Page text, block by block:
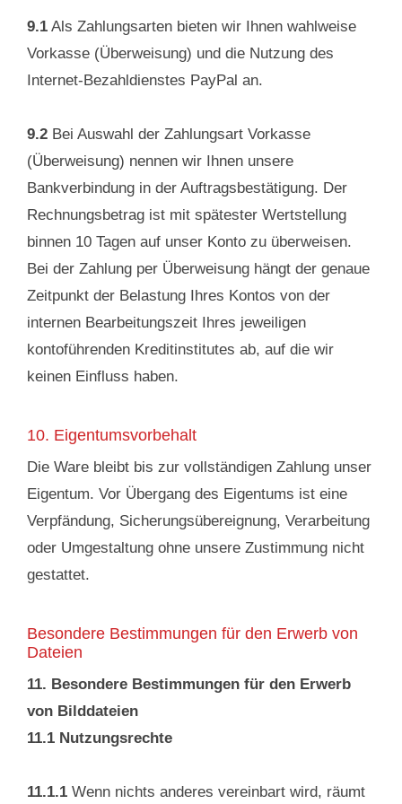
9.1 Als Zahlungsarten bieten wir Ihnen wahlweise
Vorkasse (Überweisung) und die Nutzung des
Internet-Bezahldienstes PayPal an.
9.2 Bei Auswahl der Zahlungsart Vorkasse
(Überweisung) nennen wir Ihnen unsere
Bankverbindung in der Auftragsbestätigung. Der
Rechnungsbetrag ist mit spätester Wertstellung
binnen 10 Tagen auf unser Konto zu überweisen.
Bei der Zahlung per Überweisung hängt der genaue
Zeitpunkt der Belastung Ihres Kontos von der
internen Bearbeitungszeit Ihres jeweiligen
kontoführenden Kreditinstitutes ab, auf die wir
keinen Einfluss haben.
10. Eigentumsvorbehalt
Die Ware bleibt bis zur vollständigen Zahlung unser
Eigentum. Vor Übergang des Eigentums ist eine
Verpfändung, Sicherungsübereignung, Verarbeitung
oder Umgestaltung ohne unsere Zustimmung nicht
gestattet.
Besondere Bestimmungen für den Erwerb von
Dateien
11. Besondere Bestimmungen für den Erwerb
von Bilddateien
11.1 Nutzungsrechte
11.1.1 Wenn nichts anderes vereinbart wird, räumt